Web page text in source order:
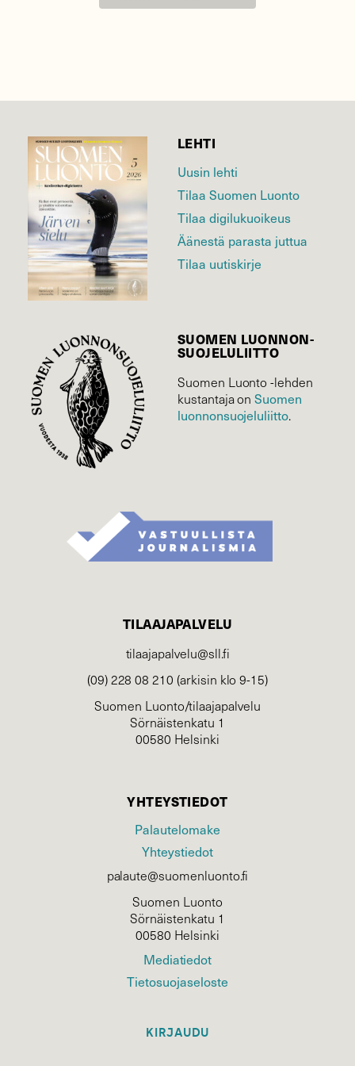
LEHTI
Uusin lehti
Tilaa Suomen Luonto
Tilaa digilukuoikeus
Äänestä parasta juttua
Tilaa uutiskirje
SUOMEN LUONNON­
SUOJELU­LIITTO
Suomen Luonto -lehden
kustantaja onSuomen
luonnonsuojelu­liitto.
TILAAJAPALVELU
tilaajapalvelu@sll.fi
(09) 228 08 210 (arkisin klo 9-15)
Suomen Luonto/tilaajapalvelu
Sörnäistenkatu 1
00580 Helsinki
YHTEYSTIEDOT
Palautelomake
Yhteystiedot
palaute@suomenluonto.fi
Suomen Luonto
Sörnäistenkatu 1
00580 Helsinki
Mediatiedot
Tietosuojaseloste
KIRJAUDU